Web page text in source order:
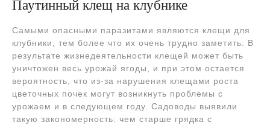
Паутинный клещ на клубнике
Самыми опасными паразитами являются клещи для
клубники, тем более что их очень трудно заметить. В
результате жизнедеятельности клещей может быть
уничтожен весь урожай ягоды, и при этом остается
вероятность, что из-за нарушения клещами роста
цветочных почек могут возникнуть проблемы с
урожаем и в следующем году. Садоводы выявили
такую закономерность: чем старше грядка с